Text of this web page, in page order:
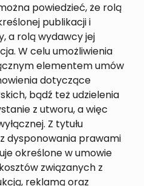
powiedzieć, że rolą
publikacji i
a rolą wydawcy jej
W celu umożliwienia
elementem umów
dotyczące
bądź też udzielenia
z utworu, a więc
Z tytułu
dysponowania prawami
określone w umowie
związanych z
reklamą oraz